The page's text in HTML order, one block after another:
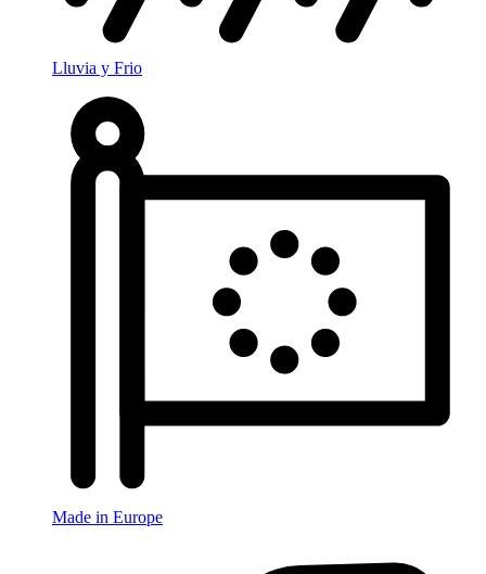
Lluvia y Frio
Made in Europe